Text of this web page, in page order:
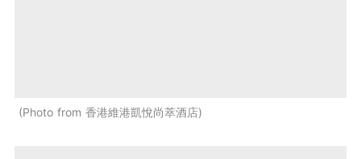
Photo from 香港維港凱悅尚萃酒店